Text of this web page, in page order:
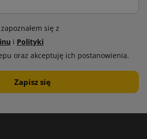
się z
i Polityki
oraz akceptuję ich postanowienia.